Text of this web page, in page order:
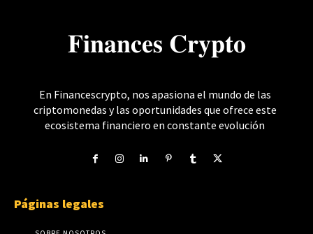
𝐅𝐢𝐧𝐚𝐧𝐜𝐞𝐬 𝐂𝐫𝐲𝐩𝐭𝐨
En Financescrypto, nos apasiona el mundo de las
criptomonedas y las oportunidades que ofrece este
ecosistema financiero en constante evolución
Páginas legales